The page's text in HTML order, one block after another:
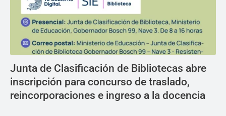
Junta de Clasificación de Bibliotecas abre
inscripción para concurso de traslado,
reincorporaciones e ingreso a la docencia